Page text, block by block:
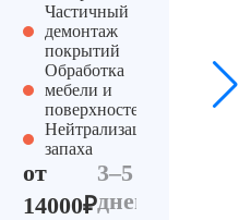
Частичный
демонтаж
покрытий
Обработка
мебели и
поверхностей
Нейтрализации
запаха
от
14000₽
3–5
дней
отделки